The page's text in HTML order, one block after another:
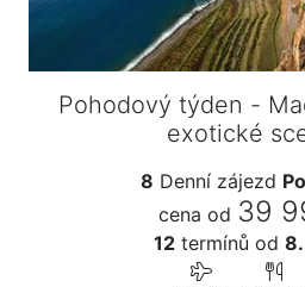
Pohodový týden -
exotické
8 Denní zájezd
cena od 39
12 termínů od